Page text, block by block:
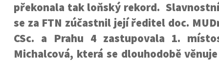
překonala tak loňský rekord.
se za FTN zúčastnil její ředitel doc.
CSc. a Prahu 4 zastupovala 1.
Michalcová, která se dlouhodobě